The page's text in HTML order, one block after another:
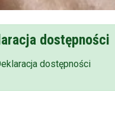
dostępności
dostępności